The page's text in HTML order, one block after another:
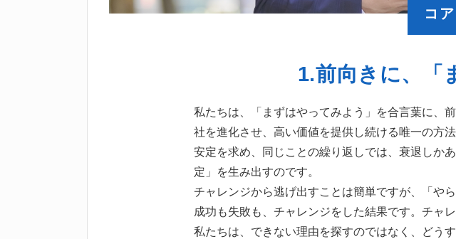
コ
1.前向きに、
私たちは、「まずはやってみよう」を合言葉に、
社を進化させ、高い価値を提供し続ける唯一の方法
安定を求め、同じことの繰り返しでは、衰退しか
定」を生み出すのです。
チャレンジから逃げ出すことは簡単ですが、「や
成功も失敗も、チャレンジをした結果です。チャ
私たちは、できない理由を探すのではなく、どう